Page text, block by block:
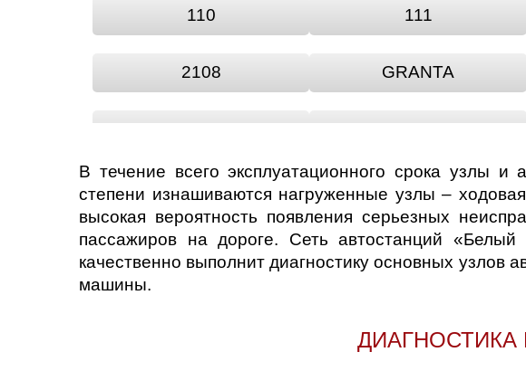
110 111
2108 GRANTA
LADA GRANTA LADA KALINA
LADA RIVA LADA SAMARA
LARGUS NADESCHDA
В течение всего эксплуатационного срока узлы
степени изнашиваются нагруженные узлы –
высокая вероятность появления серьезных
пассажиров на дороге. Сеть автостанций
качественно выполнит диагностику основных
машины.